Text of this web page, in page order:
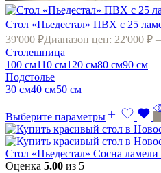
Стол «Пьедестал» ПВХ с 25
39'000 ₽Диапазон цен: 22'000 ₽
Cтолешница
100 см110 см120 cм80 cм90 см
Подстолье
30 см40 см50 см
Выберите параметры
Стол «Пьедестал» Сосна
Оценка 5.00 из 5